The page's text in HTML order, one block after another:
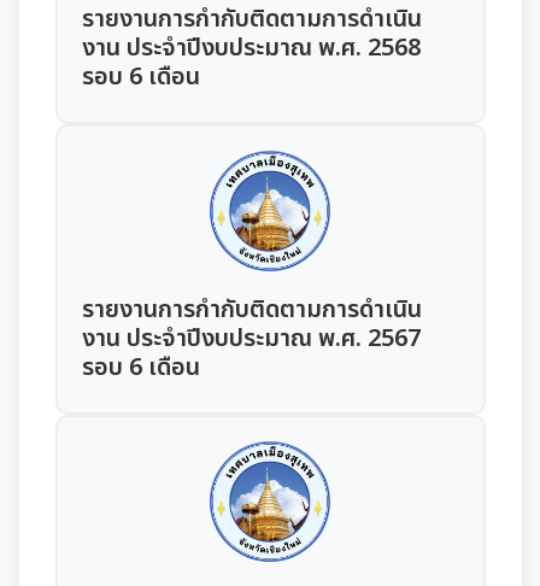
คู่มือหรือมาตรฐานการปฏิบัติงาน
มาตรฐานกำหนดตำแหน่ง
สรุปผลการประชุม ก.จ. ก.ท. และ ก.อบต.
มติ ก.ท.จ.เชียงใหม่
การเลื่อนขั้นเงินเดือน
ความรู้เกี่ยวกับการแต่งเครื่องแบบข้าราชการ
หลักเกณฑ์การลา
การให้บริการประชาชน
คู่มือหรือแนวทางการขอรับบริการสำหรับประชาชน
ข้อมูลสถิติการให้บริการ
รายงานผลการสำรวจความพึงพอใจการให้บริการ
นโยบายคุ้มครองข้อมูลส่วนบุคคล
เทศบัญญัติงบประมาณรายจ่าย
โอนงบประมาณรายจ่ายประจำปี
แผนการใช้จ่ายงบประมาณประจำปี
รายงานการใช้จ่ายงบประมาณประจำปี รอบ 6 เดือน
แผนการจัดซื้อจัดจ้างหรือแผนการจัดหาพัสดุ
สรุปผลการจัดซื้อจัดจ้าง หรือการจัดหาพัสดุรายเดือน
แผนอัตรากำลัง 3 ปี
การบริหารและพัฒนาทรัพยากรบุคคล
รายงานการกำกับติดตามการดำเนิน
งาน ประจำปีงบประมาณ พ.ศ. 2568
รอบ 6 เดือน
รายงานการกำกับติดตามการดำเนิน
งาน ประจำปีงบประมาณ พ.ศ. 2567
รอบ 6 เดือน